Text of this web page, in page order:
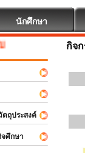
นักศึกษา
ถุประสงค์
ศึกษา
กิจ